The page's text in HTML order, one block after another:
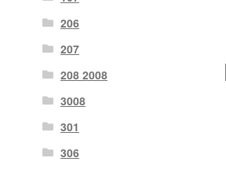
206
207
208 2008
3008
301
306